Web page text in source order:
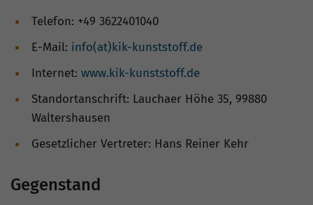
Telefon: +49 3622401040
E-Mail: info(at)kik-kunststoff.de
Internet: www.kik-kunststoff.de
Standortanschrift: Lauchaer Höhe 35, 99880
Waltershausen
Gesetzlicher Vertreter: Hans Reiner Kehr
Gegenstand